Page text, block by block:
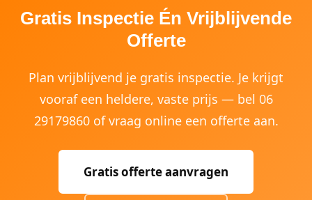
Gratis Inspectie Én Vrijblijvende
Offerte
Plan vrijblijvend je gratis inspectie. Je krijgt
vooraf een heldere, vaste prijs — bel 06
29179860 of vraag online een offerte aan.
Gratis offerte aanvragen